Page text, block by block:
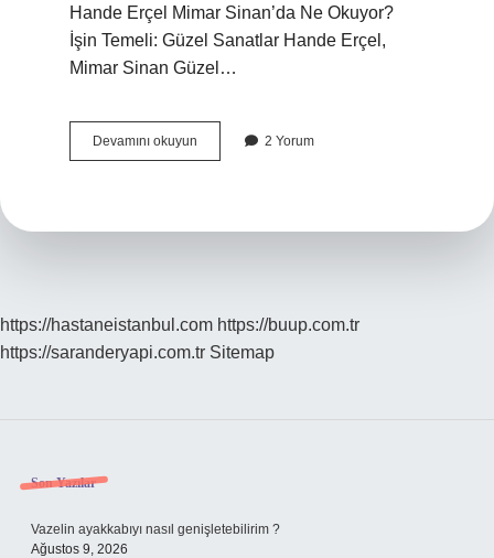
Hande Erçel Mimar Sinan’da Ne Okuyor?
İşin Temeli: Güzel Sanatlar Hande Erçel,
Mimar Sinan Güzel…
Devamını okuyun
Erçel
2 Yorum
https://hastaneistanbul.com https://buup.com.tr
https://saranderyapi.com.tr Sitemap
Sidebar
Son Yazılar
Vazelin ayakkabıyı nasıl genişletebilirim ?
Ağustos 9, 2026